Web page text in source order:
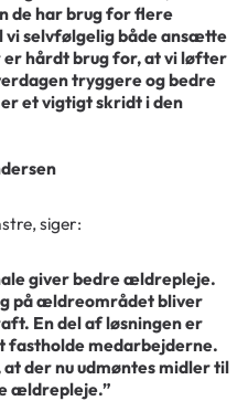
de har brug for flere
selvfølgelig både ansætte
er hårdt brug for, at vi løfter
tryggere og bedre
et vigtigt skridt i den
siger:
giver bedre ældrepleje.
på ældreområdet bliver
En del af løsningen er
medarbejderne.
der nu udmøntes midler til
ældrepleje.”